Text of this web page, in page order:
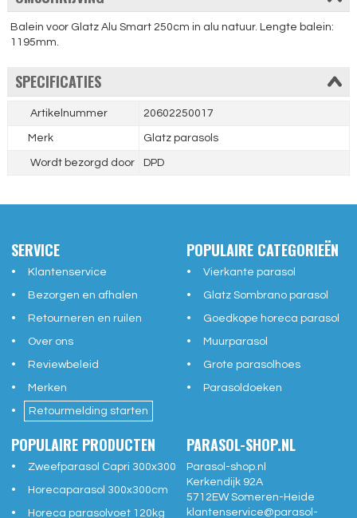
Balein voor Glatz Alu Smart 250cm in alu natuur. Lengte balein:
1195mm.
SPECIFICATIES
Artikelnummer 20602250017
Merk Glatz parasols
Wordt bezorgd door DPD
SERVICE
Klantenservice
Bezorgen en afhalen
Retourneren en ruilen
Over ons
Reviewbeleid
Merken
Retourmelding starten
POPULAIRE CATEGORIEËN
Vierkante parasol
Glatz Sombrano parasol
Goedkope horeca parasol
Muurparasol
Grote parasolhoes
Parasoldoeken
POPULAIRE PRODUCTEN
Zweefparasol Capri 300x300
Horecaparasol 300x300cm
Horeca parasolvoet 120kg
PARASOL-SHOP.NL
Parasol-shop.nl
Kerkendijk 92A
5712EW Someren-Heide
klantenservice@parasol-